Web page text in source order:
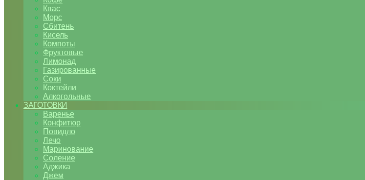
Квас
Морс
Сбитень
Кисель
Компоты
Фруктовые
Лимонад
Газированные
Соки
Коктейли
Алкогольные
ЗАГОТОВКИ
Варенье
Конфитюр
Повидло
Лечо
Маринование
Соление
Аджика
Джем